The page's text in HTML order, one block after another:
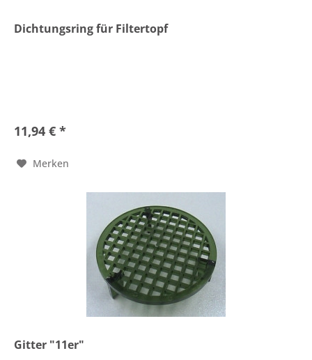
Dichtungsring für Filtertopf
11,94 € *
Merken
Gitter "11er"